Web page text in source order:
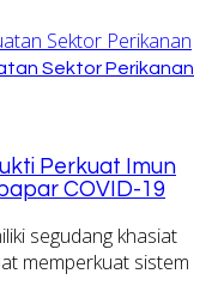
Sektor Perikanan
Perkuat Imun
COVID-19
segudang khasiat
memperkuat sistem